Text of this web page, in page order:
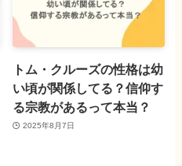
トム・クルーズの性格は幼
い頃が関係してる？信仰す
る宗教があるって本当？
2025年8月7日